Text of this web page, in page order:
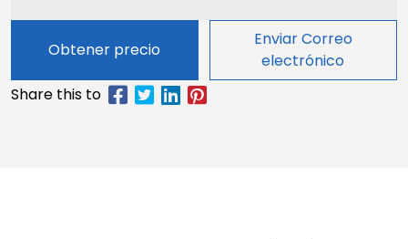
Obtener precio
Enviar Correo
electrónico